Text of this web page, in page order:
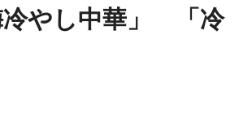
冷やし中華」 「冷